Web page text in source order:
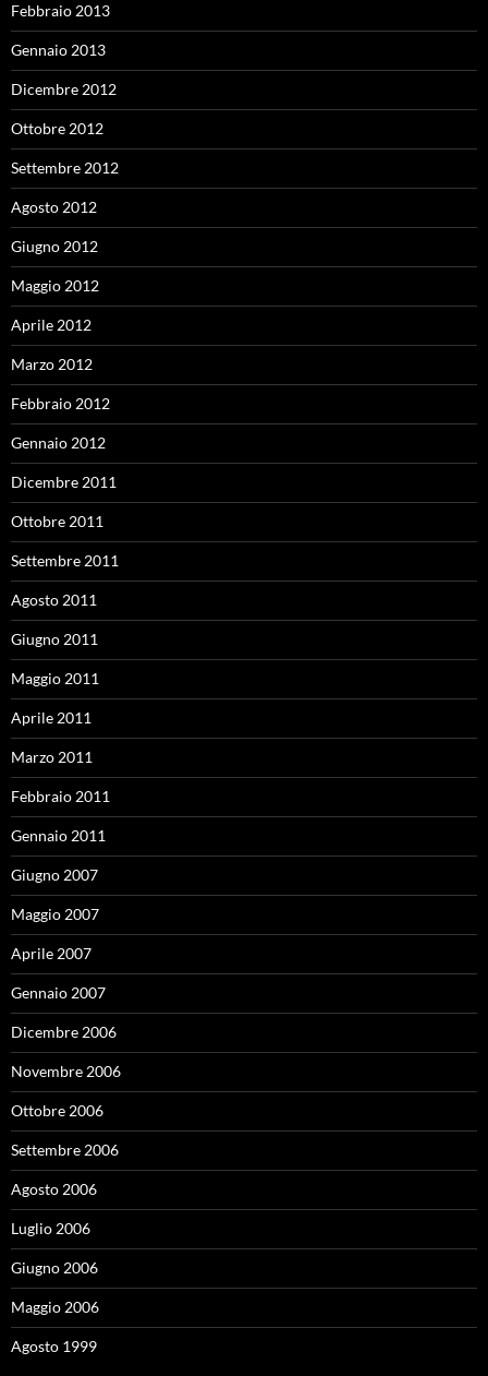
Febbraio 2013
Gennaio 2013
Dicembre 2012
Ottobre 2012
Settembre 2012
Agosto 2012
Giugno 2012
Maggio 2012
Aprile 2012
Marzo 2012
Febbraio 2012
Gennaio 2012
Dicembre 2011
Ottobre 2011
Settembre 2011
Agosto 2011
Giugno 2011
Maggio 2011
Aprile 2011
Marzo 2011
Febbraio 2011
Gennaio 2011
Giugno 2007
Maggio 2007
Aprile 2007
Gennaio 2007
Dicembre 2006
Novembre 2006
Ottobre 2006
Settembre 2006
Agosto 2006
Luglio 2006
Giugno 2006
Maggio 2006
Agosto 1999